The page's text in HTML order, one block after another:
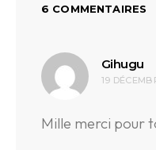
6 COMMENTAIRES
Gihugu
19
Mille merci pour